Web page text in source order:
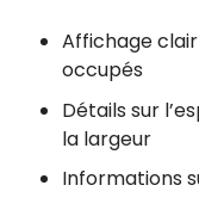
Affichage
occupés
Détails sur
la largeur
Informations